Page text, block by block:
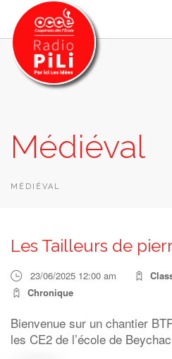
GRILLE DES PROGRAMMES
EMISSIONS / PODCASTS
SUR LE TERRITOIRE
RECHERCHER
Médiéval
MÉDIÉVAL
Les Tailleurs de
23/06/2025 12:00 am
Chronique
Bienvenue sur un chantier
les CE2 de l’école de